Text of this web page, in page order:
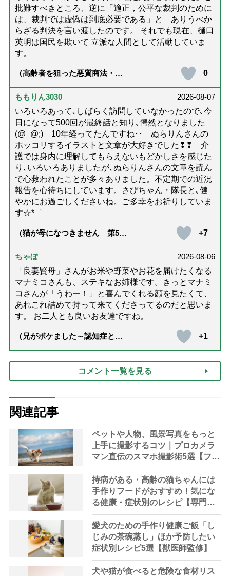
批難すべきところ、逆に「適正，公平な裁判のために
は、裁判では虚偽は到底必要である」と ありうべか
らざる判決を言い渡したのです。 それでも現在、樋口
英明は国民を欺いて 立派な人間として活動していま
す。
（高齢者を狙った悪質商法・訪
ないための4つの対策「騙されや
すい人の特徴は？」【社会福祉
0
ももりん3030
2026-08-07
いろいろあって､しばらく訪問していなかったので､今
日になって500回が最終話と知り､愕然となりました
(@_@;) 10年経ってたんですね･･ ぬらりんさんの
ホッコリするイラストと文章が大好きでした❢❢ 介
護では身内に理解してもらえないもどかしさを感じた
り､いろいろありましたが､ぬらりんさんの文章を読ん
で心救われたことが多々ありました。不定期での近況
報告を心待ちにしています。さびちゃん・隊長と､健
やかにお過ごしくださいね。ご多幸をお祈りしていま
す☆*゜
（猫が母になつきません 第500
+7
ちゃぼ
2026-08-06
「良妻賢母」さんがお米や野菜やお花を届けたくなる
マナミコさんも、ステキなお姉様です。きっとマナミ
コさんが「うわー！」と喜んでくれる顔を見たくて、
あれこれ詰めて持って来てくださってるのだと思いま
す。 お二人とも良いお友達ですね。
（兄がボケました～認知症と介
達』が届きました」）
+1
コメント一覧を見る
関連記事
ペットや人物、風景写真をもっと
上手に撮影するコツ｜プロカメラ
マン直伝のスマホ撮影術5選【フリ
マアプリ用アイテムの撮り方つ
き】
持病がある・高齢の猫ちゃんには
手作りフードがおすすめ！気にな
る健康・症状別のレシピ【専門家
監修】
愛犬のための手作り健康ご飯「し
じみの茶碗蒸し」ほか予防したい
症状別レシピ5選【獣医師監修】
犬や猫が食べると危険な食材リス